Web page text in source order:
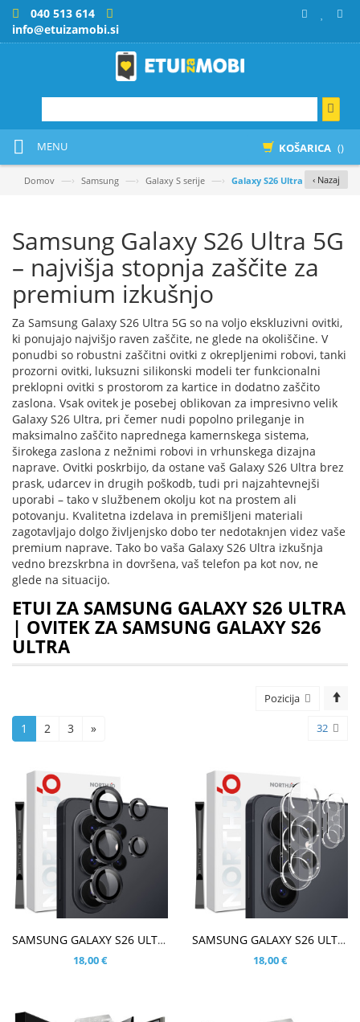
040 513 614
info@etuizamobi.si
KOŠARICA ()
MENU
‹ Nazaj
Domov —› Samsung —› Galaxy S serije —› Galaxy S26 Ultra
Samsung Galaxy S26 Ultra 5G
– najvišja stopnja zaščite za
premium izkušnjo
Za Samsung Galaxy S26 Ultra 5G so na voljo ekskluzivni ovitki,
ki ponujajo najvišjo raven zaščite, ne glede na okoliščine. V
ponudbi so robustni zaščitni ovitki z okrepljenimi robovi, tanki
prozorni ovitki, luksuzni silikonski modeli ter funkcionalni
preklopni ovitki s prostorom za kartice in dodatno zaščito
zaslona. Vsak ovitek je posebej oblikovan za impresivno velik
Galaxy S26 Ultra, pri čemer nudi popolno prileganje in
maksimalno zaščito naprednega kamernskega sistema,
širokega zaslona z nežnimi robovi in vrhunskega dizajna
naprave. Ovitki poskrbijo, da ostane vaš Galaxy S26 Ultra brez
prask, udarcev in drugih poškodb, tudi pri najzahtevnejši
uporabi – tako v službenem okolju kot na prostem ali
potovanju. Kvalitetna izdelava in premišljeni materiali
zagotavljajo dolgo življenjsko dobo ter nedotaknjen videz vaše
premium naprave. Tako bo vaša Galaxy S26 Ultra izkušnja
vedno brezskrbna in dovršena, vaš telefon pa kot nov, ne
glede na situacijo.
ETUI ZA SAMSUNG GALAXY S26 ULTRA
| OVITEK ZA SAMSUNG GALAXY S26
ULTRA
Pozicija
32
1 2 3 »
SAMSUNG GALAXY S26 ULTRA KALJENO STEKLO ZA ZADNJO KAMERO
18,00 €
SAMSUNG GALAXY S26 ULTRA KALJENO STEKLO ZA ZADNJO KAMERO - FULL 2KOM
18,00 €